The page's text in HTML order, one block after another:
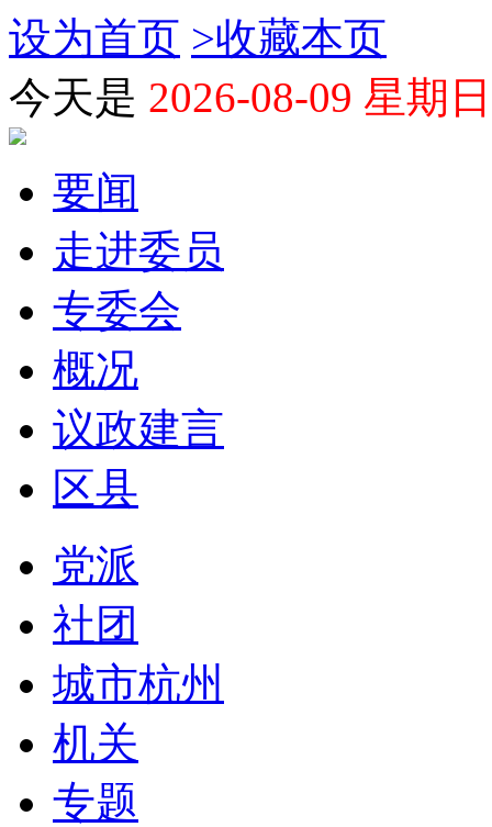
设为首页 >收藏本页
今天是 2026-08-09 星期日
要闻
走进委员
专委会
概况
议政建言
区县
党派
社团
城市杭州
机关
专题